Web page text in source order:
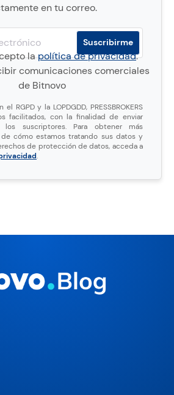
en tu correo.
lapolítica de privacidad.
comunicaciones comerciales
de Bitnovo
RGPD y la LOPDGDD, PRESSBROKERS
facilitados, con la finalidad de enviar
los suscriptores. Para obtener más
de cómo estamos tratando sus datos y
de protección de datos, acceda a
.